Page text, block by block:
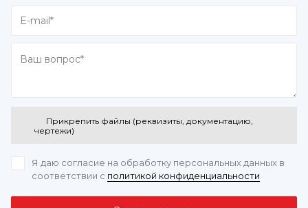
Прикрепить файлы (реквизиты, документацию,
чертежи)
Я даю согласие на обработку персональных данных в
соответствии с политикой конфиденциальности